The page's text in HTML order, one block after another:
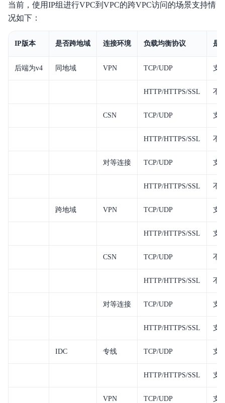
当前，使用IP组进行VPC到VPC的跨VPC访问的场景支持情
况如下：
IP版本 是否跨地域 连接环境 负载均衡协议 是
后端为v4 同地域 VPN TCP/UDP 支
HTTP/HTTPS/SSL 不
CSN TCP/UDP 支
HTTP/HTTPS/SSL 不
对等连接 TCP/UDP 支
HTTP/HTTPS/SSL 不
跨地域 VPN TCP/UDP 支
HTTP/HTTPS/SSL 支
CSN TCP/UDP 不
HTTP/HTTPS/SSL 不
对等连接 TCP/UDP 支
HTTP/HTTPS/SSL 支
IDC 专线 TCP/UDP 支
HTTP/HTTPS/SSL 支
VPN TCP/UDP 支